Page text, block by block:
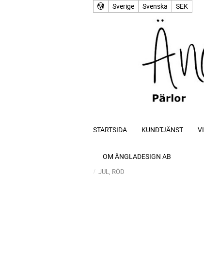
Sverige Svenska SEK
STARTSIDA KUNDTJÄNST
OM ÄNGLADESIGN AB
JUL, RÖD